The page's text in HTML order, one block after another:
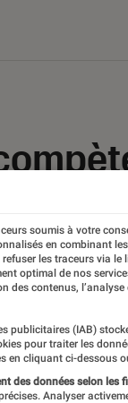
soumis à votre
en combinant
les traceurs via
optimal de nos
des contenus,
publicitaires (IAB)
pour traiter les
en cliquant ci-dessous
des données selon les
Analyser